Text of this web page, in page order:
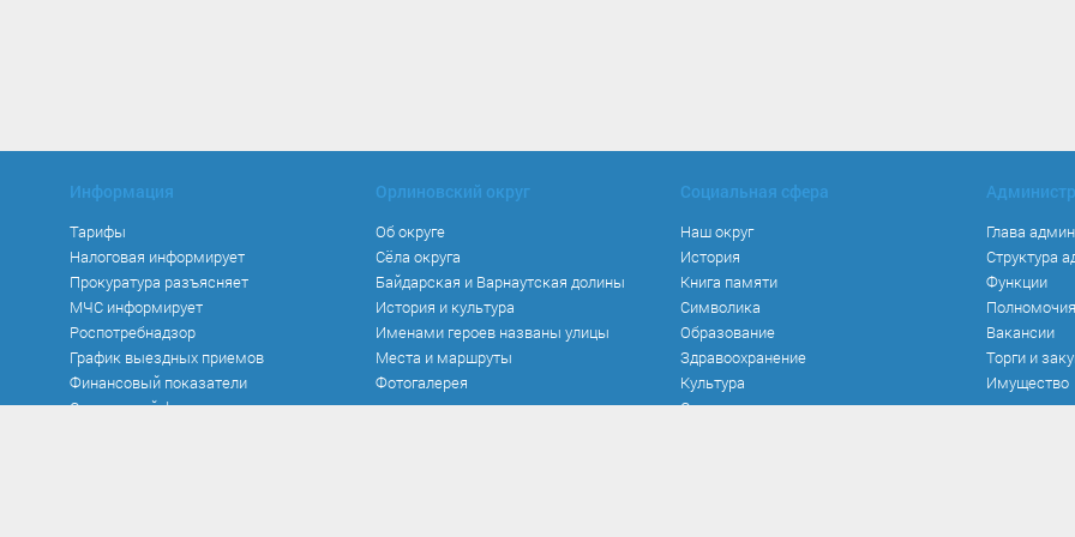
Информация
Тарифы
Налоговая информирует
Прокуратура разъясняет
МЧС информирует
Роспотребнадзор
График выездных приемов
Финансовый показатели
Социальный фонд
Орлиновский округ
Об округе
Сёла округа
Байдарская и Варнаутская долины
История и культура
Именами героев названы улицы
Места и маршруты
Фотогалерея
Социальная сфера
Наш округ
История
Книга памяти
Символика
Образование
Здравоохранение
Культура
Спорт
Глава
Структура
Функции
Полномочия
Вакансии
Торги и
Имущество